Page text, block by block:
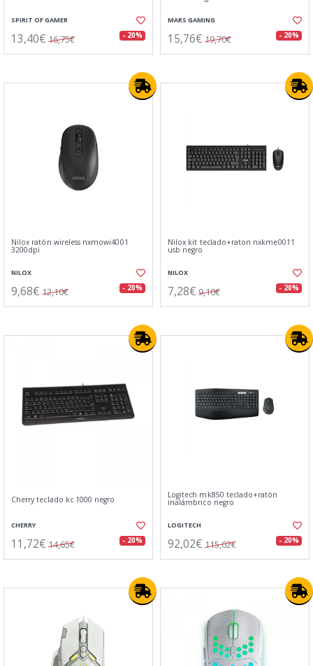
SPIRIT OF GAMER
13,40€ 16,75€ - 20%
MARS GAMING
15,76€ 19,70€ - 20%
Nilox ratón wireless nxmowi4001
3200dpi
NILOX
9,68€ 12,10€ - 20%
Nilox kit teclado+raton nxkme0011
usb negro
NILOX
7,28€ 9,10€ - 20%
Cherry teclado kc 1000 negro
CHERRY
11,72€ 14,65€ - 20%
Logitech mk850 teclado+ratón
inalámbrico negro
LOGITECH
92,02€ 115,02€ - 20%